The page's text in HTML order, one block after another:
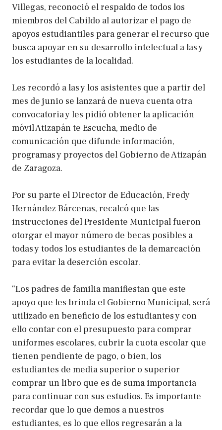
Villegas, reconoció el respaldo de todos los
miembros del Cabildo al autorizar el pago de
apoyos estudiantiles para generar el recurso que
busca apoyar en su desarrollo intelectual a las y
los estudiantes de la localidad.
Les recordó a las y los asistentes que a partir del
mes de junio se lanzará de nueva cuenta otra
convocatoria y les pidió obtener la aplicación
móvil Atizapán te Escucha, medio de
comunicación que difunde información,
programas y proyectos del Gobierno de Atizapán
de Zaragoza.
Por su parte el Director de Educación, Fredy
Hernández Bárcenas, recalcó que las
instrucciones del Presidente Municipal fueron
otorgar el mayor número de becas posibles a
todas y todos los estudiantes de la demarcación
para evitar la deserción escolar.
“Los padres de familia manifiestan que este
apoyo que les brinda el Gobierno Municipal, será
utilizado en beneficio de los estudiantes y con
ello contar con el presupuesto para comprar
uniformes escolares, cubrir la cuota escolar que
tienen pendiente de pago, o bien, los
estudiantes de media superior o superior
comprar un libro que es de suma importancia
para continuar con sus estudios. Es importante
recordar que lo que demos a nuestros
estudiantes, es lo que ellos regresarán a la